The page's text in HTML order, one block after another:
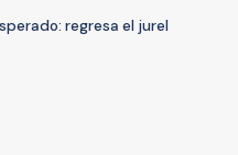
regresa el jurel